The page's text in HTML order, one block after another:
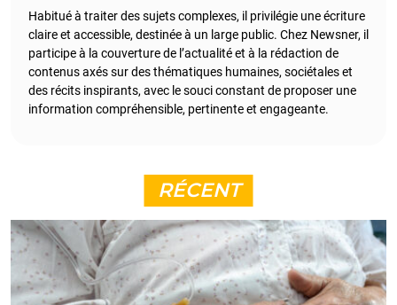
Habitué à traiter des sujets complexes, il privilégie une écriture
claire et accessible, destinée à un large public. Chez Newsner, il
participe à la couverture de l’actualité et à la rédaction de
contenus axés sur des thématiques humaines, sociétales et
des récits inspirants, avec le souci constant de proposer une
information compréhensible, pertinente et engageante.
RÉCENT